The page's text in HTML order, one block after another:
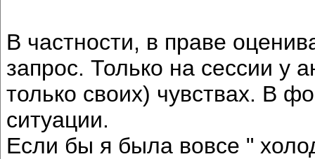
В частности, в праве
запрос. Только на сессии у
только своих) чувствах. В
ситуации.
Если бы я была вовсе "